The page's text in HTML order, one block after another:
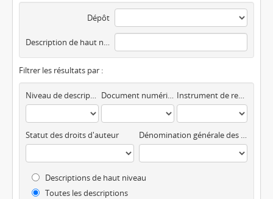
Dépôt
Description de haut niveau
Filtrer les résultats par :
Niveau de description Document numérique disponible Instrument de recherche
Statut des droits d'auteur Dénomination générale des documents
Descriptions de haut niveau
Toutes les descriptions